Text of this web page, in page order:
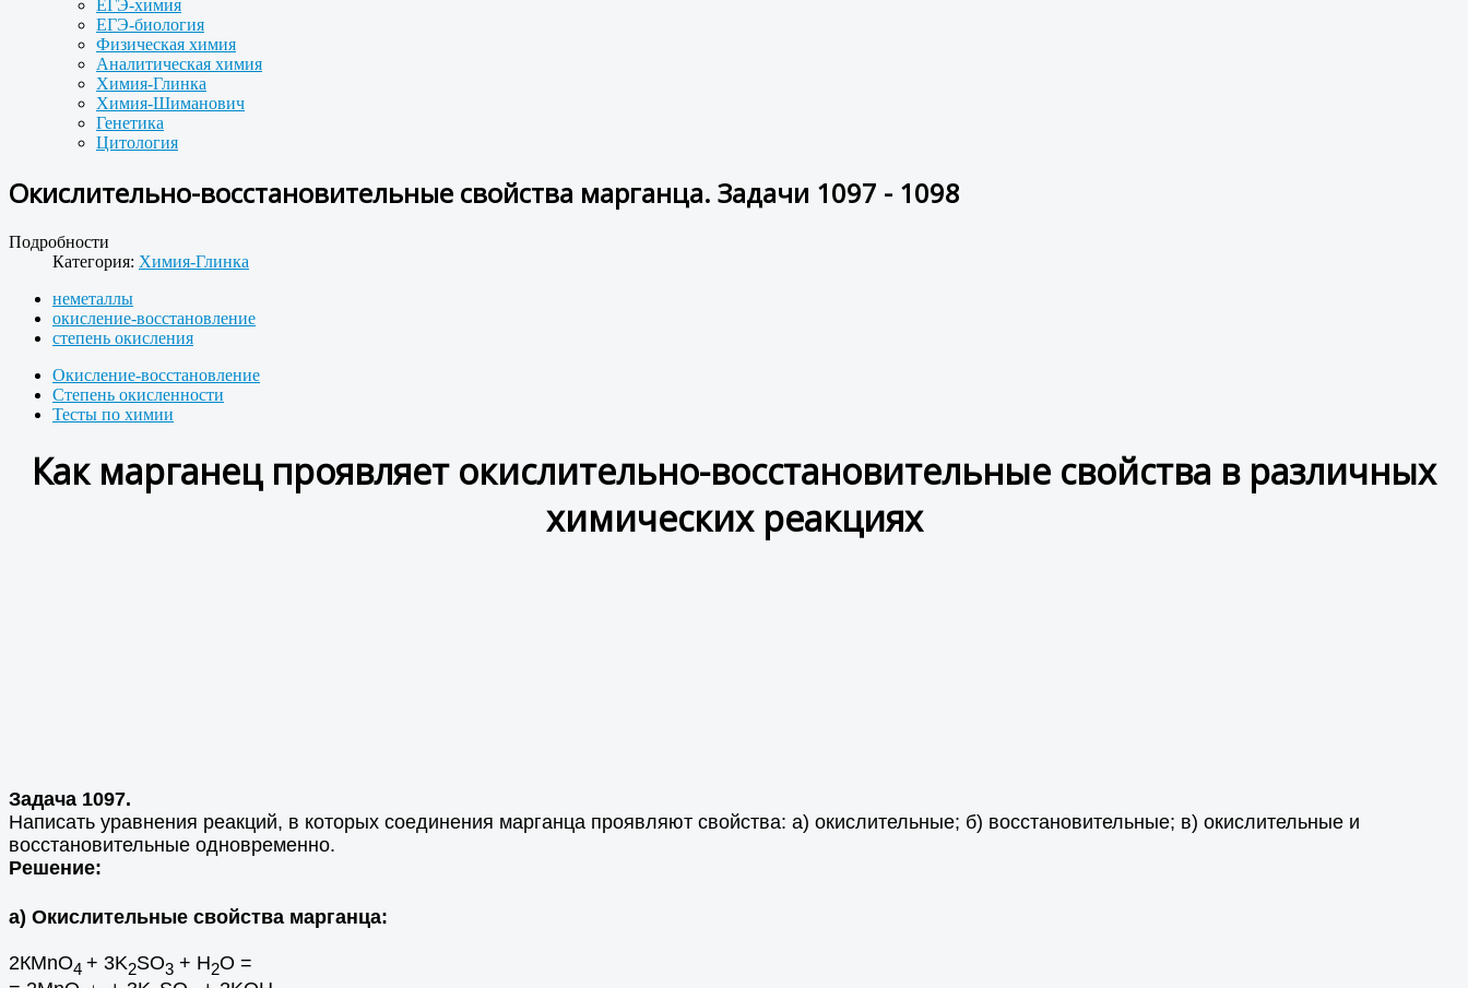
ЕГЭ-химия
ЕГЭ-биология
Физическая химия
Аналитическая химия
Химия-Глинка
Химия-Шиманович
Генетика
Цитология
Окислительно-восстановительные свойства марганца. Задачи 1097 - 1098
Подробности
Категория: Химия-Глинка
неметаллы
окисление-восстановление
степень окисления
Окисление-восстановление
Степень окисленности
Тесты по химии
Как марганец проявляет окислительно-восстановительные свойства в различных
химических реакциях
Задача 1097.
Написать уравнения реакций, в которых соединения марганца проявляют свойства: а) окислительные; б) восстановительные; в) окислительные и
восстановительные одновременно.
Решение:
а) Окислительные свойства марганца:
2КMnO4 + 3K2SO3 + H2O =